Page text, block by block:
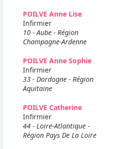
POILVE Anne Lise
Infirmier
10 - Aube - Région
Champagne-Ardenne
POILVE Anne Sophie
Infirmier
33 - Dordogne - Région
Aquitaine
POILVE Catherine
Infirmier
44 - Loire-Atlantique -
Région Pays De La Loire